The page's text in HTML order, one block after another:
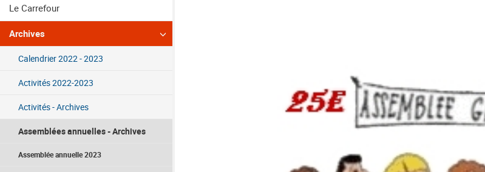
Le Carrefour
Archives
Calendrier 2022 - 2023
Activités 2022-2023
Activités - Archives
Assemblées annuelles - Archives
Assemblée annuelle 2023